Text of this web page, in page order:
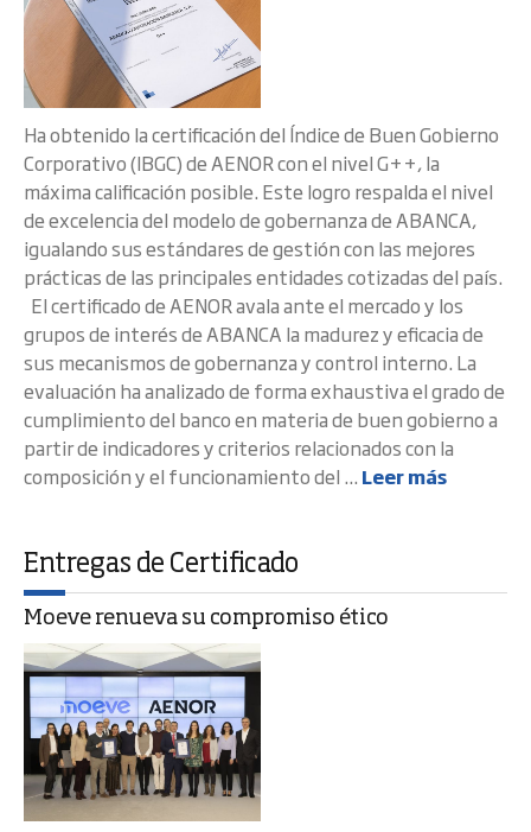
Ha obtenido la certificación del Índice de Buen Gobierno
Corporativo (IBGC) de AENOR con el nivel G++, la
máxima calificación posible. Este logro respalda el nivel
de excelencia del modelo de gobernanza de ABANCA,
igualando sus estándares de gestión con las mejores
prácticas de las principales entidades cotizadas del país.
El certificado de AENOR avala ante el mercado y los
grupos de interés de ABANCA la madurez y eficacia de
sus mecanismos de gobernanza y control interno. La
evaluación ha analizado de forma exhaustiva el grado de
cumplimiento del banco en materia de buen gobierno a
partir de indicadores y criterios relacionados con la
composición y el funcionamiento del ... Leer más
Entregas de Certificado
Moeve renueva su compromiso ético